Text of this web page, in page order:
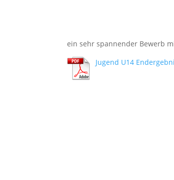
ein sehr spannender Bewerb
Jugend U14